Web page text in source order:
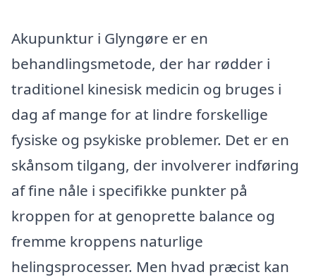
Akupunktur i Glyngøre er en
behandlingsmetode, der har rødder i
traditionel kinesisk medicin og bruges i
dag af mange for at lindre forskellige
fysiske og psykiske problemer. Det er en
skånsom tilgang, der involverer indføring
af fine nåle i specifikke punkter på
kroppen for at genoprette balance og
fremme kroppens naturlige
helingsprocesser. Men hvad præcist kan